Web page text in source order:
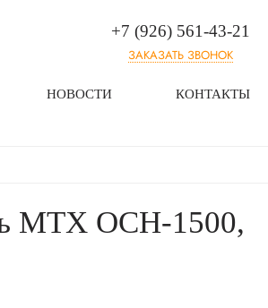
+7 (926) 561-43-21
ЗАКАЗАТЬ ЗВОНОК
НОВОСТИ КОНТАКТЫ
MTX OCH-1500,